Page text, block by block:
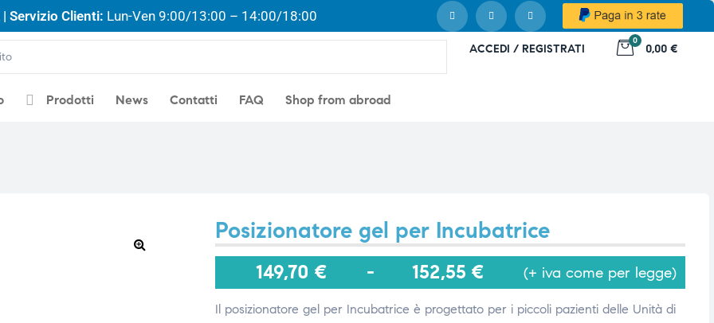
Servizio Clienti: Lun-Ven 9:00/13:00 – 14:00/18:00
ACCEDI / REGISTRATI
0
0,00 €
Prodotti News Contatti FAQ Shop from abroad
Posizionatore gel per Incubatrice
149,70 € - 152,55 € (+ iva come per legge)
Il posizionatore gel per Incubatrice è progettato per i piccoli pazienti delle Unità di